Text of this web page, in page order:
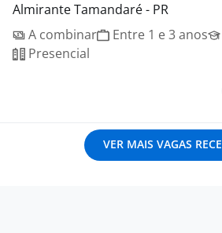
Almirante Tamandaré - PR
A combinar
Entre 1 e 3 anos
Presencial
VER MAIS VAGAS